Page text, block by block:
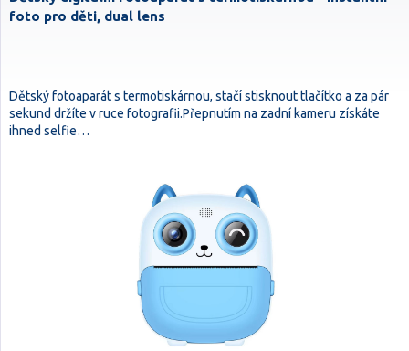
foto pro děti, dual lens
Dětský fotoaparát s termotiskárnou, stačí stisknout tlačítko a za pár
sekund držíte v ruce fotografii.Přepnutím na zadní kameru získáte
ihned selfie…